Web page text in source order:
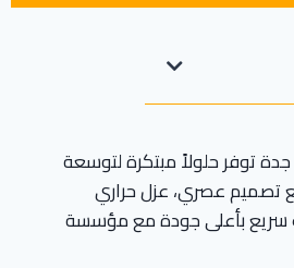
توفر حلولاً مبتكرة لتوسعة
تصميم عصري، عزل حراري
سريع بأعلى جودة مع مؤسسة